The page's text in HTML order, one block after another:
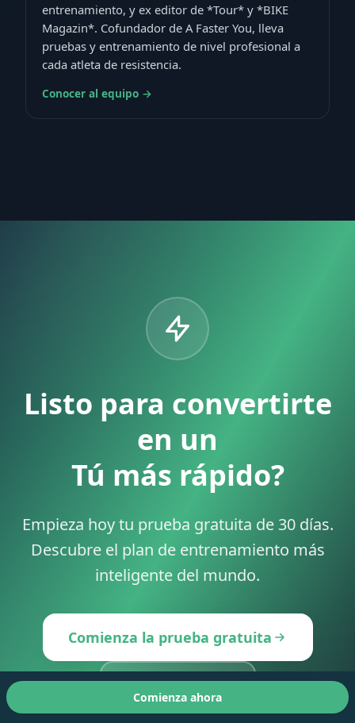
entrenamiento, y ex editor de *Tour* y *BIKE
Magazin*. Cofundador de A Faster You, lleva
pruebas y entrenamiento de nivel profesional a
cada atleta de resistencia.
Conocer al equipo →
Listo para convertirte
en un
Tú más rápido?
Empieza hoy tu prueba gratuita de 30 días.
Descubre el plan de entrenamiento más
inteligente del mundo.
Comienza la prueba gratuita
View Pricing
Comienza ahora